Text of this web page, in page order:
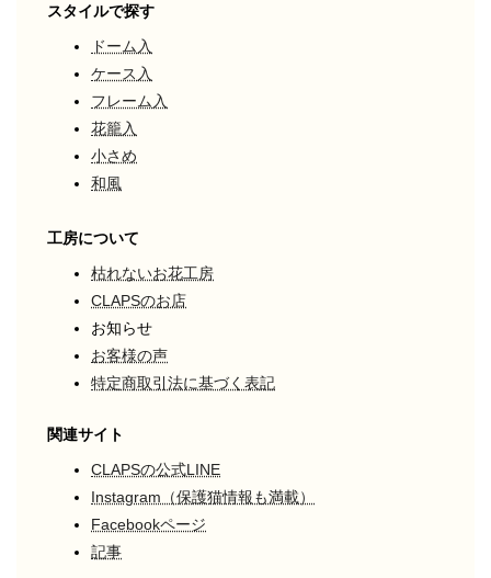
スタイルで探す
ドーム入
ケース入
フレーム入
花籠入
小さめ
和風
工房について
枯れないお花工房
CLAPSのお店
お知らせ
お客様の声
特定商取引法に基づく表記
関連サイト
CLAPSの公式LINE
Instagram（保護猫情報も満載）
Facebookページ
記事